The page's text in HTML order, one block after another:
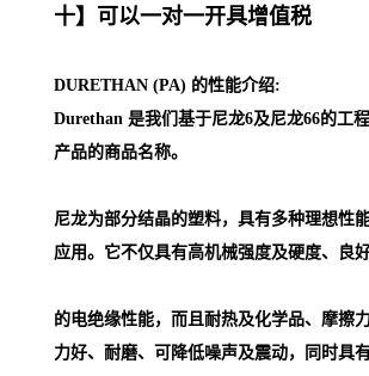
十】可以一对一开具增值税
DURETHAN (PA) 的性能介绍:
Durethan 是我们基于尼龙6及尼龙66的工
产品的商品名称。
尼龙为部分结晶的塑料，具有多种理想性
应用。它不仅具有高机械强度及硬度、良
的电绝缘性能，而且耐热及化学品、摩擦
力好、耐磨、可降低噪声及震动，同时具